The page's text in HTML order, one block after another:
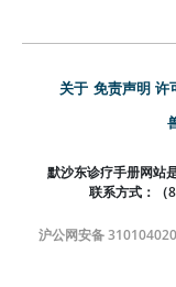
关于 免责声明 许
默沙东诊疗手册网站
联系方式：（
沪公网安备